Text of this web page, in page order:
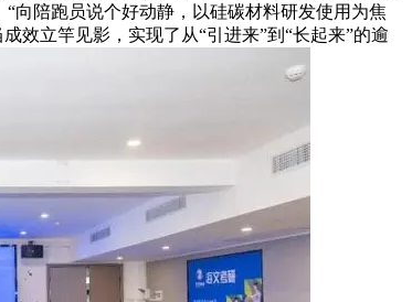
向陪跑员说个好动静，以硅碳材料研发使用为焦
效立竿见影，实现了从“引进来”到“长起来”的逾